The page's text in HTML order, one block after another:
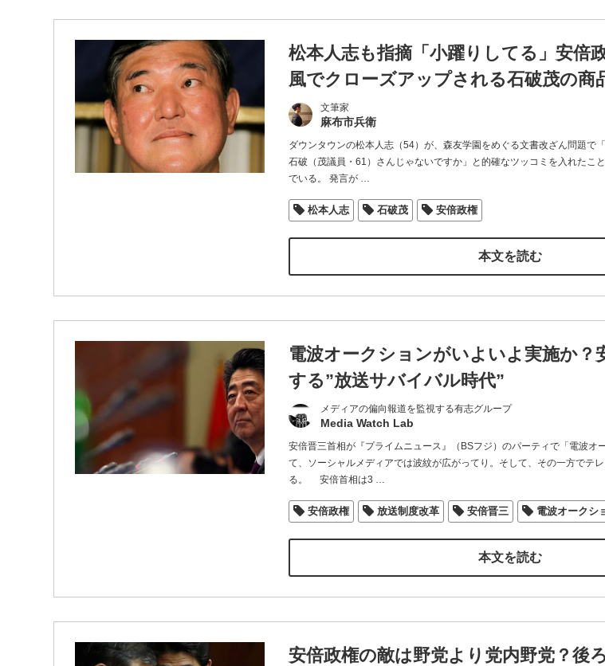
松本人志も指摘「小躍りしてる」安倍
風でクローズアップされる石破茂の商
文筆家
麻布市兵衛
ダウンタウンの松本人志（54）が、森友学園をめぐる文書改ざん問題で
石破（茂議員・61）さんじゃないですか」と的確なツッコミを入れたこ
でいる。 発言が…
松本人志 石破茂 安倍政権
本文を読む
電波オークションがいよいよ実施か？
する”放送サバイバル時代”
メディアの偏向報道を監視する有志グループ
Media Watch Lab
安倍晋三首相が『プライムニュース』（BSフジ）のパーティで「電波オ
て、ソーシャルメディアでは波紋が広がってり。そして、その一方でテ
る。 安倍首相は3 …
安倍政権 放送制度改革 安倍晋三 電波オークシ
本文を読む
安倍政権の敵は野党より党内野党？後